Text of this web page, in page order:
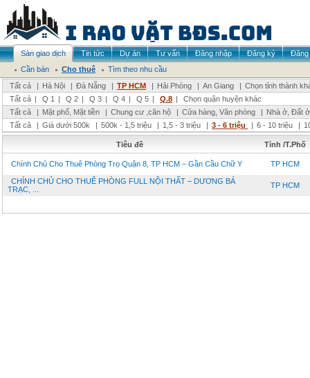
Sàn giao dịch Tin tức Dự án Tư vấn Đăng nhập Đăng ký
Đăng
Cần bán
Cho thuê
Tìm theo nhu cầu
Tất cả
| Hà Nội | Đà Nẵng | TP HCM | Hải Phòng | An Giang | Chọn tỉnh thành
Tất cả | Q 1 | Q 2 | Q 3 | Q 4 | Q 5 | Q.8 |
Chọn quận huyện khác
Tất cả
| Mặt phố, Mặt tiền | Chung cư ,căn hộ | Cửa hàng, Văn phòng | Nhà ở, Đất ở
Tất cả
| Giá dưới 500k | 500k - 1,5 triệu | 1,5 - 3 triệu | 3 - 6 triệu | 6 - 10 triệu |
Tiêu đề Tỉnh /T.Phố
Chính Chủ Cho Thuê Phòng Trọ Quận 8, TP HCM – Gần Cầu Chữ Y TP HCM
CHÍNH CHỦ CHO THUÊ PHÒNG FULL NỘI THẤT – DƯƠNG BÁ
TRẠC, ...
TP HCM